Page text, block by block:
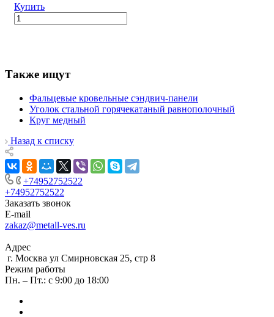
Купить
Также ищут
Фальцевые кровельные сэндвич-панели
Уголок стальной горячекатаный равнополочный
Круг медный
Назад к списку
+74952752522
+74952752522
Заказать звонок
E-mail
zakaz@metall-ves.ru
Адрес
г. Москва ул Смирновская 25, стр 8
Режим работы
Пн. – Пт.: с 9:00 до 18:00